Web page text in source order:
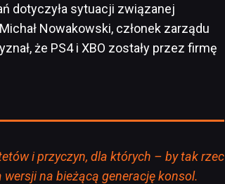
dotyczyła sytuacji związanej
Nowakowski, członek zarządu
że PS4 i XBO zostały przez firmę
i przyczyn, dla których – by tak rzec
na bieżącą generację konsol.